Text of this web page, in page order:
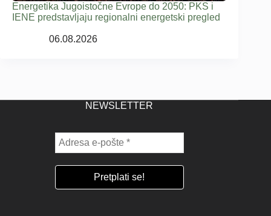
Energetika Jugoistočne Evrope do 2050: PKS i
IENE predstavljaju regionalni energetski pregled
06.08.2026
NEWSLETTER